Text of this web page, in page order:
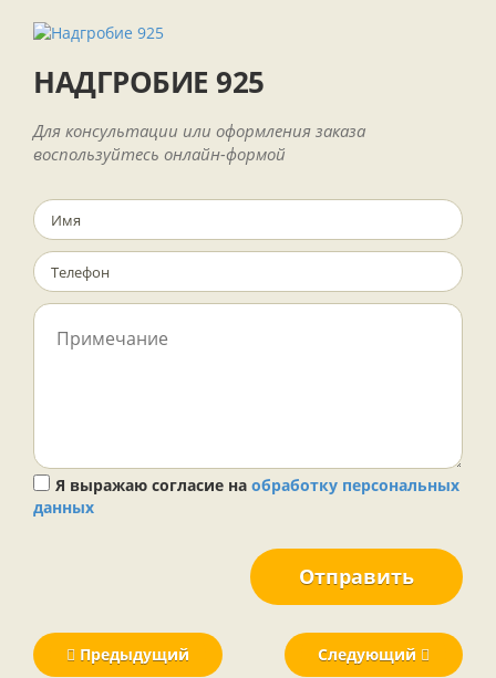
НАДГРОБИЕ 925
Для консультации или оформления заказа
воспользуйтесь онлайн-формой
Я выражаю согласие на обработку персональных
данных
Отправить
Предыдущий Следующий